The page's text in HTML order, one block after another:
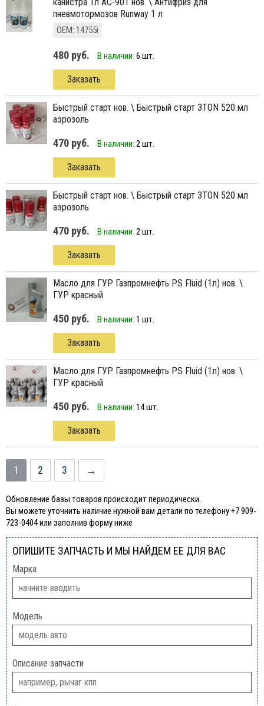
канистра 1л АС-901 нов. \ Антифриз для
пневмотормозов Runway 1 л
ОЕМ: 14755i
480 руб. В наличии: 6 шт.
Заказать
Быстрый старт нов. \ Быстрый старт 3TON 520 мл
аэрозоль
470 руб. В наличии: 2 шт.
Заказать
Быстрый старт нов. \ Быстрый старт 3TON 520 мл
аэрозоль
470 руб. В наличии: 2 шт.
Заказать
масло для ГУР Газпромнефть PS Fluid (1л) нов. \
ГУР красный
450 руб. В наличии: 1 шт.
Заказать
масло для ГУР Газпромнефть PS Fluid (1л) нов. \
ГУР красный
450 руб. В наличии: 14 шт.
Заказать
1 2 3 →
Обновление базы товаров происходит периодически.
Вы можете уточнить наличие нужной вам детали по телефону +7 909-
723-0404 или заполнив форму ниже
ОПИШИТЕ ЗАПЧАСТЬ И МЫ НАЙДЕМ ЕЕ ДЛЯ ВАС
Марка
Модель
Описание запчасти